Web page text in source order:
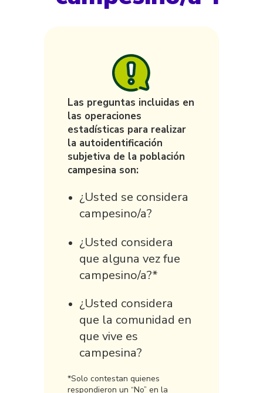
Las preguntas incluidas en
las operaciones
estadísticas para realizar
la autoidentificación
subjetiva de la población
campesina son:
¿Usted se considera
campesino/a?
¿Usted considera
que alguna vez fue
campesino/a?*
¿Usted considera
que la comunidad en
que vive es
campesina?
*Solo contestan quienes
respondieron un “No” en la